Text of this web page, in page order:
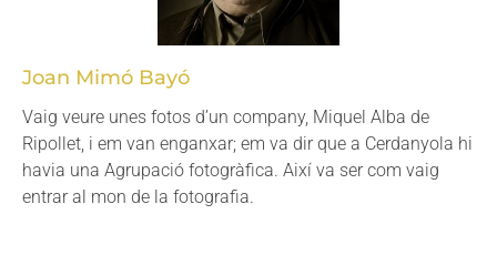
Joan Mimó Bayó
Vaig veure unes fotos d’un company, Miquel Alba de
Ripollet, i em van enganxar; em va dir que a Cerdanyola hi
havia una Agrupació fotogràfica. Així va ser com vaig
entrar al mon de la fotografia.